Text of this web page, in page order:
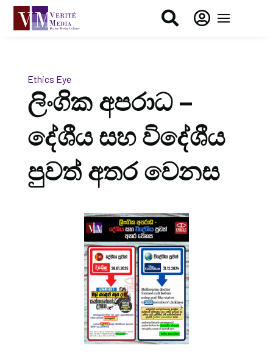
 
Ethics Eye
ලිංගික අපරාධ –
දේශීය සහ විදේශීය
පුවත් අතර වෙනස​